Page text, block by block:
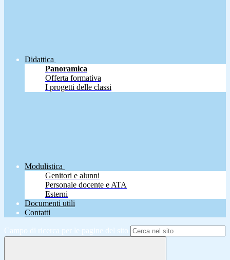
Didattica
Panoramica
Offerta formativa
I progetti delle classi
Modulistica
Genitori e alunni
Personale docente e ATA
Esterni
Documenti utili
Contatti
Campo di ricerca per le pagine del sito